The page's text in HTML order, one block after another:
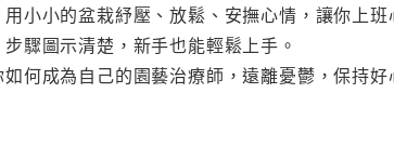
小小的盆栽紓壓、放鬆、安撫心情，讓你上班
驟圖示清楚，新手也能輕鬆上手。
何成為自己的園藝治療師，遠離憂鬱，保持